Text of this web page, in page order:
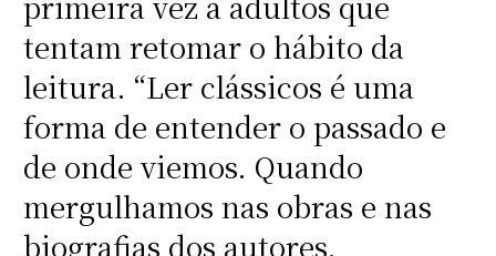
tentam retomar o hábito da
leitura. “Ler clássicos é uma
forma de entender o passado e
de onde viemos. Quando
mergulhamos nas obras e nas
biografias dos autores,